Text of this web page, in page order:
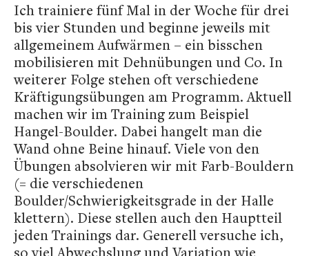
Ich trainiere fünf Mal in der Woche für drei
bis vier Stunden und beginne jeweils mit
allgemeinem Aufwärmen – ein bisschen
mobilisieren mit Dehnübungen und Co. In
weiterer Folge stehen oft verschiedene
Kräftigungsübungen am Programm. Aktuell
machen wir im Training zum Beispiel
Hangel-Boulder. Dabei hangelt man die
Wand ohne Beine hinauf. Viele von den
Übungen absolvieren wir mit Farb-Bouldern
(= die verschiedenen
Boulder/Schwierigkeitsgrade in der Halle
klettern). Diese stellen auch den Hauptteil
jeden Trainings dar. Generell versuche ich,